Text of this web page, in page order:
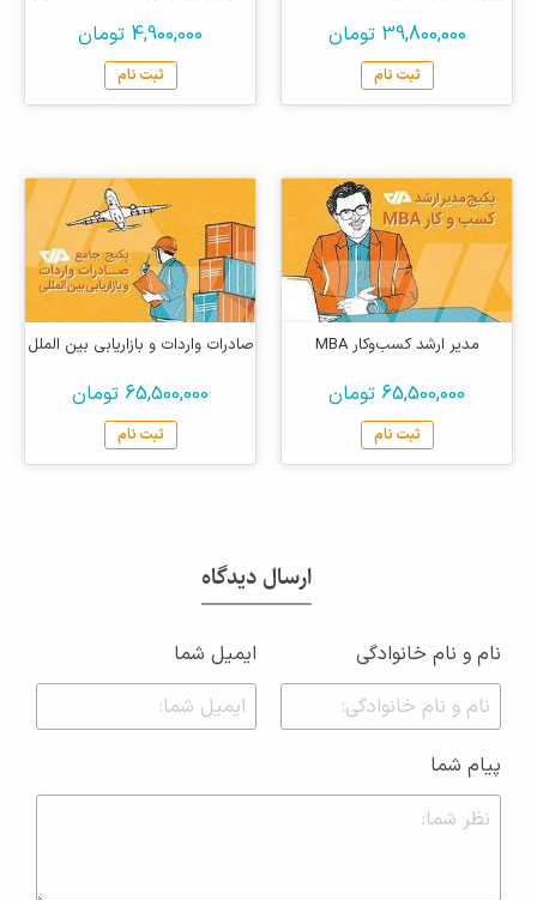
39,800,000 تومان
ثبت نام
4,900,000 تومان
ثبت نام
مدیر ارشد کسب‌و‌کار MBA
65,500,000 تومان
ثبت نام
صادرات واردات و بازاریابی بین الملل
65,500,000 تومان
ثبت نام
ارسال دیدگاه
نام و نام خانوادگی ایمیل شما
پیام شما